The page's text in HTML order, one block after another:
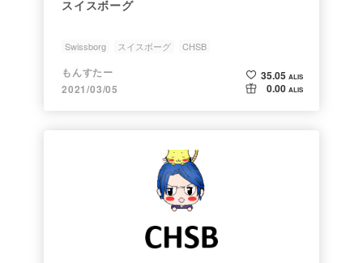
スイスボーグ
Swissborg スイスボーグ CHSB
もんすたー
2021/03/05
35.05 ALIS
0.00 ALIS